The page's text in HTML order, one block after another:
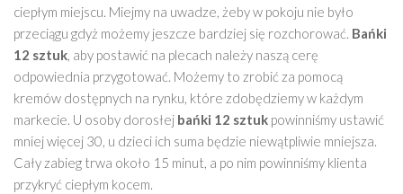
ciepłym miejscu. Miejmy na uwadze, żeby w pokoju nie było
przeciągu gdyż możemy jeszcze bardziej się rozchorować. Bańki
12 sztuk, aby postawić na plecach należy naszą cerę
odpowiednia przygotować. Możemy to zrobić za pomocą
kremów dostępnych na rynku, które zdobędziemy w każdym
markecie. U osoby dorosłej bańki 12 sztuk powinniśmy ustawić
mniej więcej 30, u dzieci ich suma będzie niewątpliwie mniejsza.
Cały zabieg trwa około 15 minut, a po nim powinniśmy klienta
przykryć ciepłym kocem.